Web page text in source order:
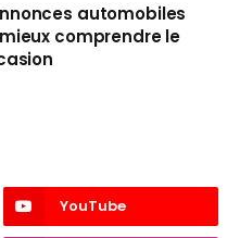
automobiles
comprendre le
YouTube